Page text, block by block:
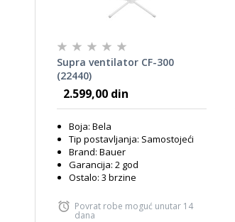
Supra ventilator CF-300
(22440)
2.599,00 din
Boja: Bela
Tip postavljanja: Samostojeći
Brand: Bauer
Garancija: 2 god
Ostalo: 3 brzine
Povrat robe moguć unutar 14
dana